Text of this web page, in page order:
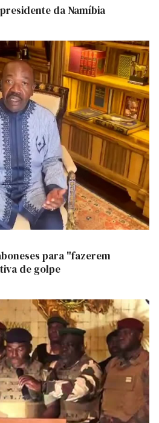
da Namíbia
para "fazerem
de golpe